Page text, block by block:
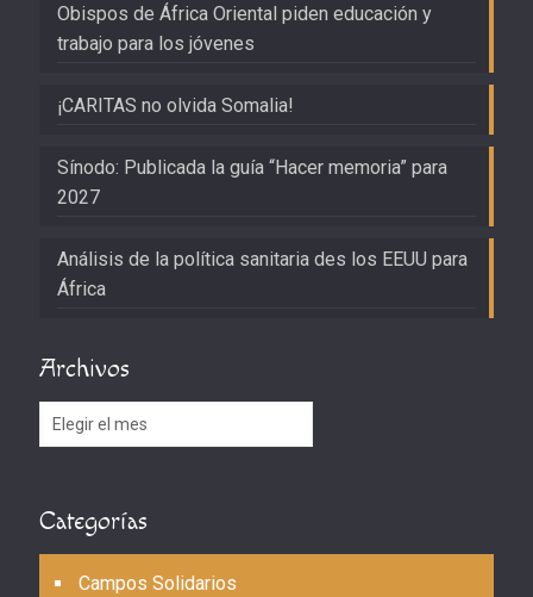
Obispos de África Oriental piden educación y
trabajo para los jóvenes
¡CARITAS no olvida Somalia!
Sínodo: Publicada la guía “Hacer memoria” para
2027
Análisis de la política sanitaria des los EEUU para
África
Archivos
Archivos
Categorías
Campos Solidarios